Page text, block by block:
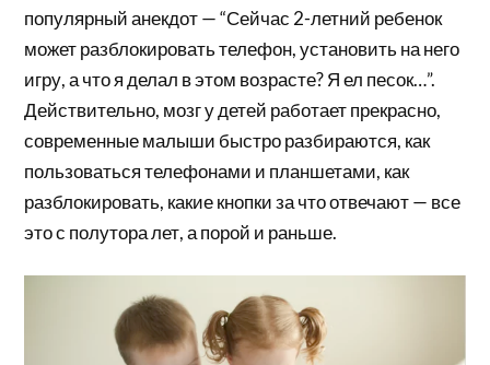
популярный анекдот — “Сейчас 2-летний ребенок
может разблокировать телефон, установить на него
игру, а что я делал в этом возрасте? Я ел песок…”.
Действительно, мозг у детей работает прекрасно,
современные малыши быстро разбираются, как
пользоваться телефонами и планшетами, как
разблокировать, какие кнопки за что отвечают — все
это с полутора лет, а порой и раньше.